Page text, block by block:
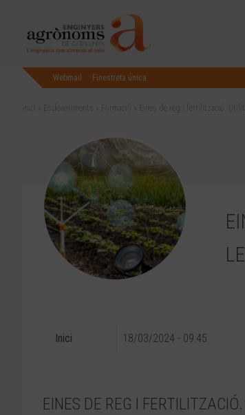
Webmail Finestreta única
Inici 18/03/2024 - 09:45
EINES DE REG I